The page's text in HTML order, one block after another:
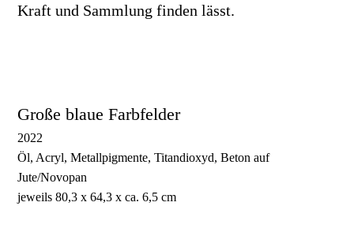
Kraft und Sammlung finden lässt.
Große blaue Farbfelder
2022
Öl, Acryl, Metallpigmente, Titandioxyd, Beton auf
Jute/Novopan
jeweils 80,3 x 64,3 x ca. 6,5 cm